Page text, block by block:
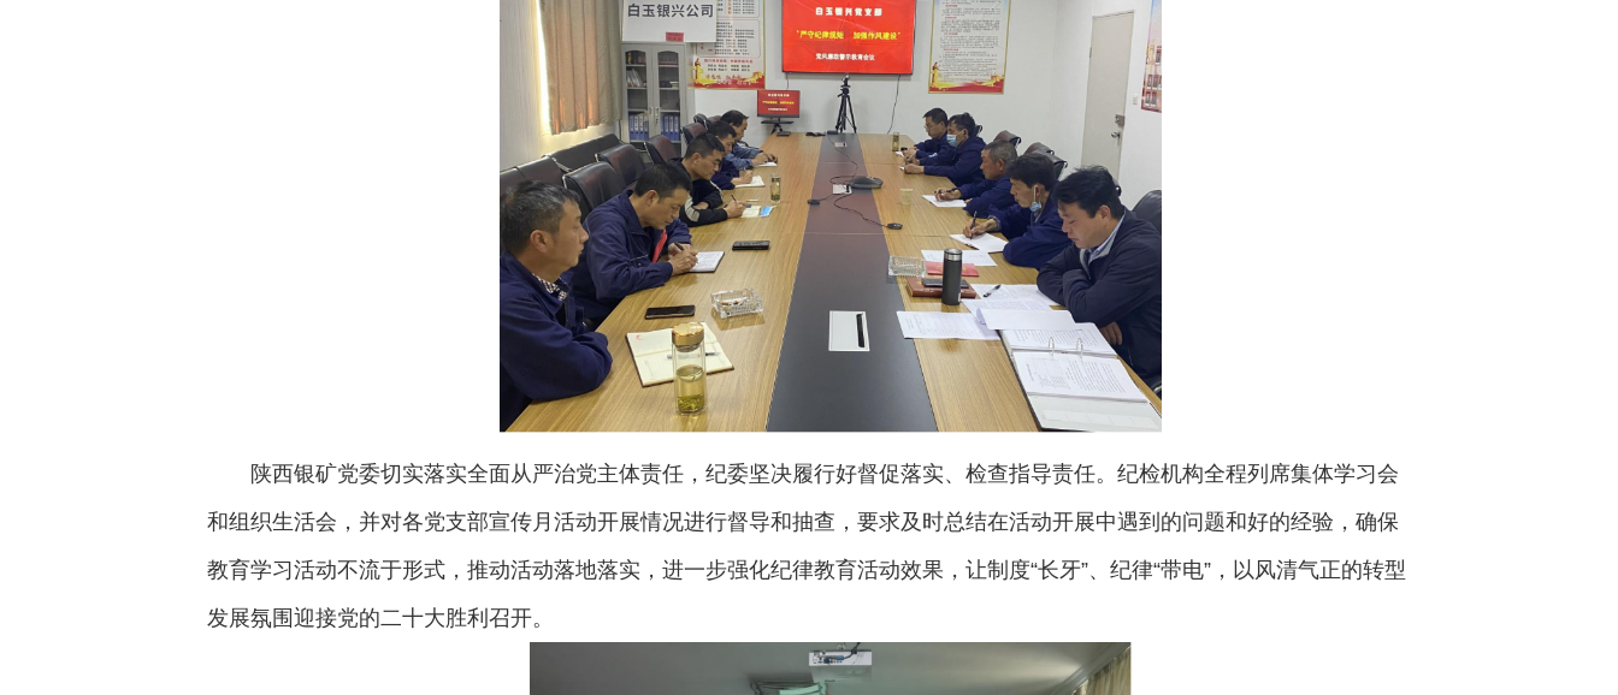
陕西银矿党委切实落实全面从严治党主体责任，纪委坚决履行好督促落实、检查指导责任。纪检机构全程列席集体学习会
和组织生活会，并对各党支部宣传月活动开展情况进行督导和抽查，要求及时总结在活动开展中遇到的问题和好的经验，确保
教育学习活动不流于形式，推动活动落地落实，进一步强化纪律教育活动效果，让制度“长牙”、纪律“带电”，以风清气正的转型
发展氛围迎接党的二十大胜利召开。